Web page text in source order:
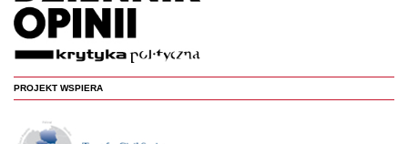
PROJEKT WSPIERA